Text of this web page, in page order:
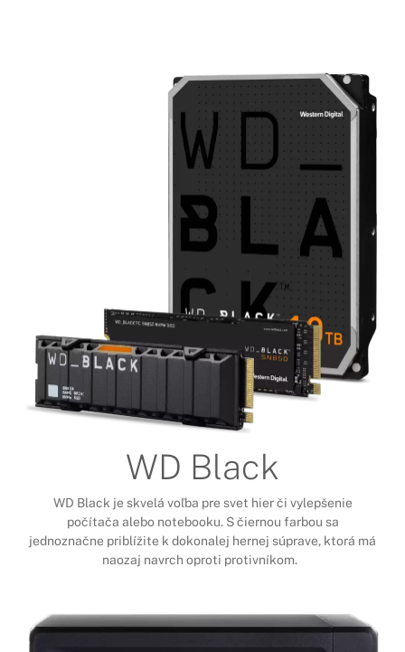
WD Black
WD Black je skvelá voľba pre svet hier či vylepšenie
počítača alebo notebooku. S čiernou farbou sa
jednoznačne priblížite k dokonalej hernej súprave, ktorá má
naozaj navrch oproti protivníkom.